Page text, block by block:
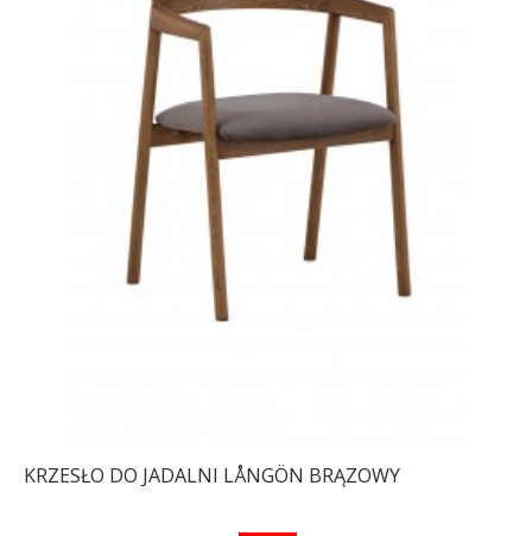
KRZESŁO DO JADALNI LÅNGÖN BRĄZOWY